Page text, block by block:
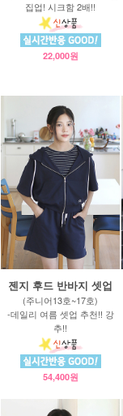
집업! 시크함 2배!!
22,000원
젠지 후드 반바지 셋업
(주니어13호~17호)
-데일리 여름 셋업 추천!! 강
추!!
54,400원